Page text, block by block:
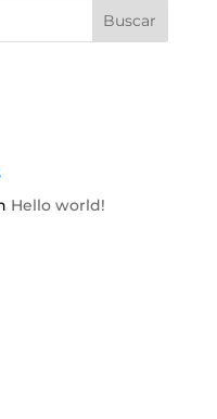
Hello world!